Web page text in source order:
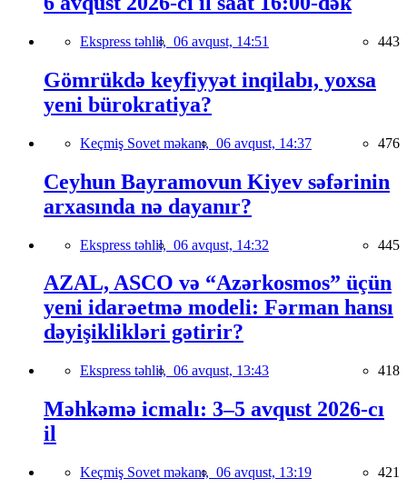
Ekspress təhlil, 06 avqust, 14:51 443
Gömrükdə keyfiyyət inqilabı, yoxsa
yeni bürokratiya?
Keçmiş Sovet məkanı, 06 avqust, 14:37 476
Ceyhun Bayramovun Kiyev səfərinin
arxasında nə dayanır?
Ekspress təhlil, 06 avqust, 14:32 445
AZAL, ASCO və “Azərkosmos” üçün
yeni idarəetmə modeli: Fərman hansı
dəyişiklikləri gətirir?
Ekspress təhlil, 06 avqust, 13:43 418
Məhkəmə icmalı: 3–5 avqust 2026-cı
il
Keçmiş Sovet məkanı, 06 avqust, 13:19 421